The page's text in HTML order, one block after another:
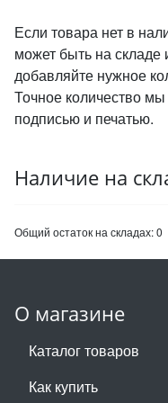
Если товара нет в
может быть на складе
добавляйте нужное
Точное количество
подписью и печатью.
Наличие на
Общий остаток на складах:0
О магазине
Каталог товаров
Как купить